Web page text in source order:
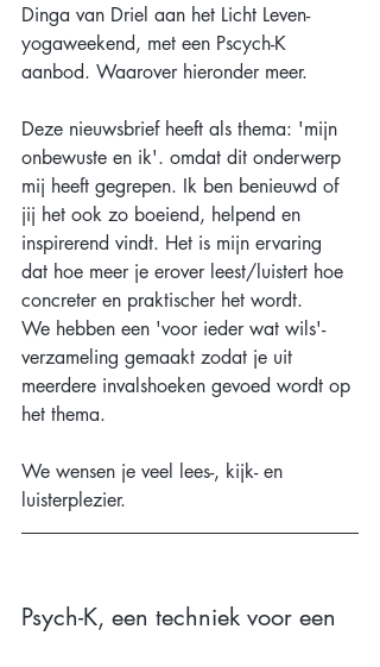
Dinga van Driel aan het Licht Leven-
yogaweekend, met een Pscych-K
aanbod. Waarover hieronder meer.
Deze nieuwsbrief heeft als thema: 'mijn
onbewuste en ik'. omdat dit onderwerp
mij heeft gegrepen. Ik ben benieuwd of
jij het ook zo boeiend, helpend en
inspirerend vindt. Het is mijn ervaring
dat hoe meer je erover leest/luistert hoe
concreter en praktischer het wordt.
We hebben een 'voor ieder wat wils'-
verzameling gemaakt zodat je uit
meerdere invalshoeken gevoed wordt op
het thema.
We wensen je veel lees-, kijk- en
luisterplezier.
Psych-K, een techniek voor een